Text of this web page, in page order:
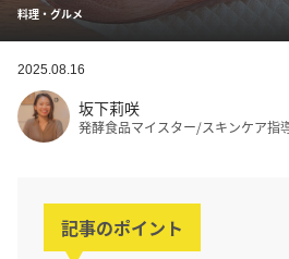
料理・グルメ
2025.08.16
坂下莉咲
発酵食品マイスター/スキンケア指
記事のポイント